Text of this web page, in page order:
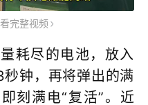
完整视频
耗尽的电池，放入
钟，再将弹出的满
刻满电“复活”。近